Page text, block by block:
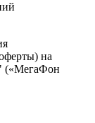
на
(«МегаФон